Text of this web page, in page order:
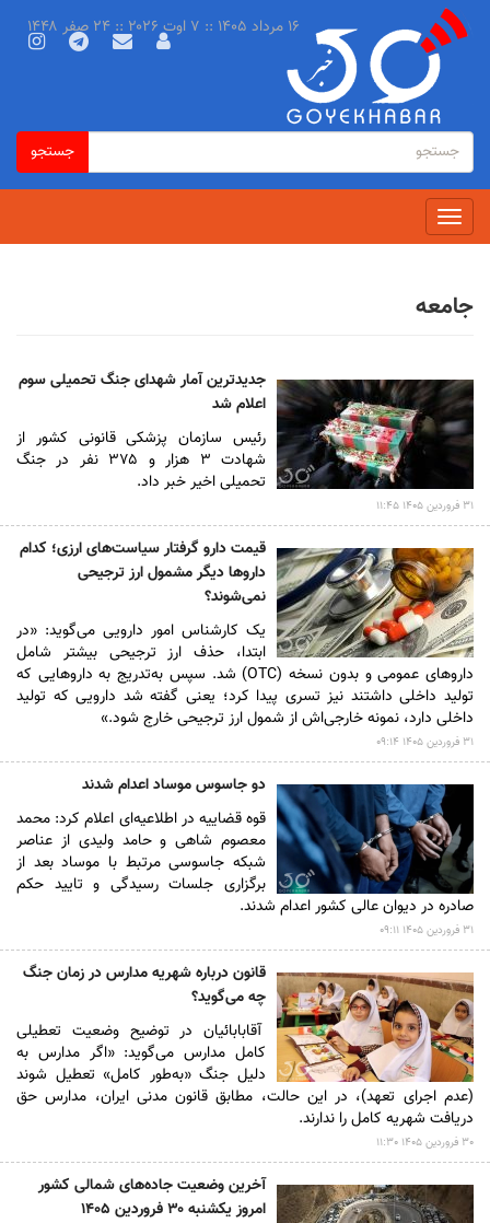
فرم
جستجو
جستجو
جستجو
Toggle
navigation
۱۶ مرداد ۱۴۰۵ :: ۷ اوت ۲۰۲۶ :: ۲۴ صفر ۱۴۴۸
جامعه
جدیدترین آمار شهدای جنگ تحمیلی سوم
اعلام شد
رئیس سازمان پزشکی قانونی کشور از
شهادت ۳ هزار و ۳۷۵ نفر در جنگ
تحمیلی اخیر خبر داد.
۳۱ فروردين ۱۴۰۵ ۱۱:۴۵
قیمت دارو گرفتار سیاست‌های ارزی؛ کدام
داروها دیگر مشمول ارز ترجیحی
نمی‌شوند؟
یک کارشناس امور دارویی می‌گوید: «در
ابتدا، حذف ارز ترجیحی بیشتر شامل
داروهای عمومی و بدون نسخه (OTC) شد. سپس به‌تدریج به داروهایی که
تولید داخلی داشتند نیز تسری پیدا کرد؛ یعنی گفته شد دارویی که تولید
داخلی دارد، نمونه خارجی‌اش از شمول ارز ترجیحی خارج شود.»
۳۱ فروردين ۱۴۰۵ ۰۹:۱۴
دو جاسوس موساد اعدام شدند
قوه قضاییه در اطلاعیه‌ای اعلام کرد: محمد
معصوم شاهی و حامد ولیدی از عناصر
شبکه جاسوسی مرتبط با موساد بعد از
برگزاری جلسات رسیدگی و تایید حکم
صادره در دیوان عالی کشور اعدام شدند.
۳۱ فروردين ۱۴۰۵ ۰۹:۱۱
قانون درباره شهریه مدارس در زمان جنگ
چه می‌گوید؟
آقابابائیان در توضیح وضعیت تعطیلی
کامل مدارس می‌گوید: «اگر مدارس به
دلیل جنگ «به‌طور کامل» تعطیل شوند
(عدم اجرای تعهد)، در این حالت، مطابق قانون مدنی ایران، مدارس حق
دریافت شهریه کامل را ندارند.
۳۰ فروردين ۱۴۰۵ ۱۱:۳۰
آخرین وضعیت جاده‌های شمالی کشور
امروز یکشنبه ۳۰ فروردین ۱۴۰۵